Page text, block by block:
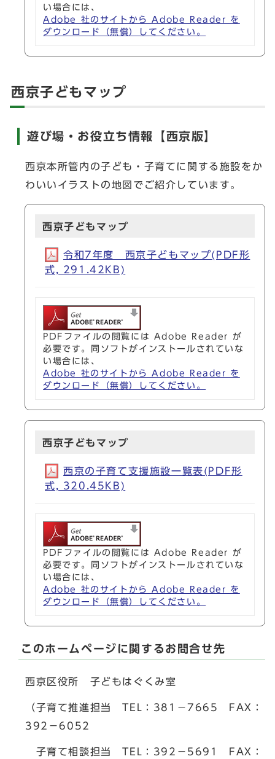
い場合には、
Adobe 社のサイトから Adobe Reader を
ダウンロード（無償）してください。
西京子どもマップ
遊び場・お役立ち情報【西京版】
西京本所管内の子ども・子育てに関する施設をか
わいいイラストの地図でご紹介しています。
西京子どもマップ
令和7年度 西京子どもマップ(PDF形
式, 291.42KB)
PDFファイルの閲覧には Adobe Reader が
必要です。同ソフトがインストールされていな
い場合には、
Adobe 社のサイトから Adobe Reader を
ダウンロード（無償）してください。
西京子どもマップ
西京の子育て支援施設一覧表(PDF形
式, 320.45KB)
PDFファイルの閲覧には Adobe Reader が
必要です。同ソフトがインストールされていな
い場合には、
Adobe 社のサイトから Adobe Reader を
ダウンロード（無償）してください。
このホームページに関するお問合せ先
西京区役所 子どもはぐくみ室
（子育て推進担当 TEL：381－7665 FAX：
392－6052
子育て相談担当 TEL：392－5691 FAX：